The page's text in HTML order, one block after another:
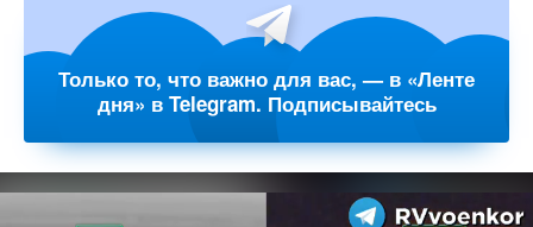
Только то, что важно для вас, — в «Ленте
дня» в Telegram. Подписывайтесь